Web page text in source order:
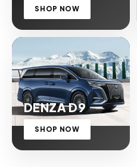
SHOP NOW
DENZA D9
SHOP NOW